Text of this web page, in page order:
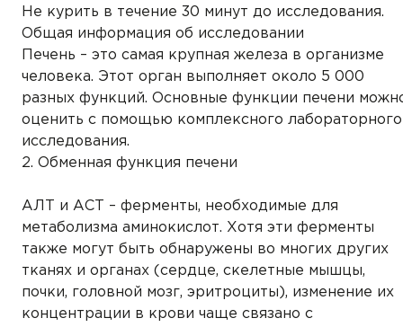
Не курить в течение 30 минут до исследования.
Общая информация об исследовании
Печень – это самая крупная железа в организме
человека. Этот орган выполняет около 5 000
разных функций. Основные функции печени
оценить с помощью комплексного лабораторного
исследования.
2. Обменная функция печени
АЛТ и АСТ – ферменты, необходимые для
метаболизма аминокислот. Хотя эти ферменты
также могут быть обнаружены во многих других
тканях и органах (сердце, скелетные мышцы,
почки, головной мозг, эритроциты), изменение их
концентрации в крови чаще связано с